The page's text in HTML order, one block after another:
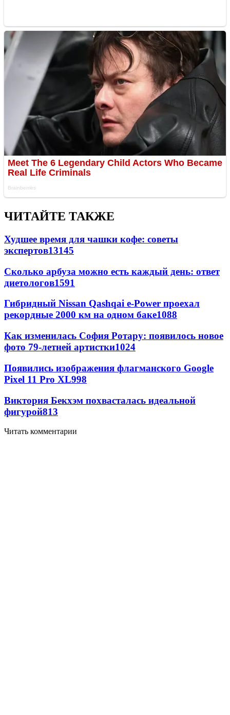
ЧИТАЙТЕ ТАКЖЕ
Худшее время для чашки кофе: советы
экспертов13145
Сколько арбуза можно есть каждый день: ответ
диетологов1591
Гибридный Nissan Qashqai e-Power проехал
рекордные 2000 км на одном баке1088
Как изменилась София Ротару: появилось новое
фото 79-летней артистки1024
Появились изображения флагманского Google
Pixel 11 Pro XL998
Виктория Бекхэм похвасталась идеальной
фигурой813
Читать комментарии